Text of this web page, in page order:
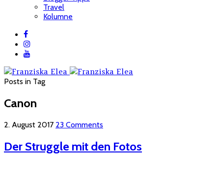
Travel
Kolumne
Posts in Tag
Canon
2. August 2017 23 Comments
Der Struggle mit den Fotos